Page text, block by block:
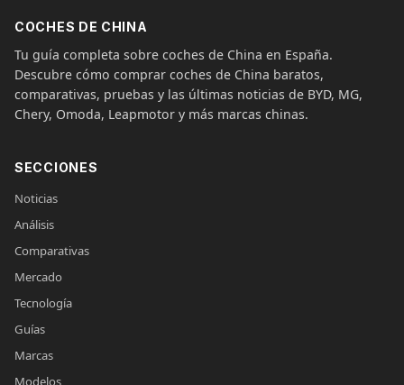
COCHES DE CHINA
Tu guía completa sobre coches de China en España.
Descubre cómo comprar coches de China baratos,
comparativas, pruebas y las últimas noticias de BYD, MG,
Chery, Omoda, Leapmotor y más marcas chinas.
SECCIONES
Noticias
Análisis
Comparativas
Mercado
Tecnología
Guías
Marcas
Modelos